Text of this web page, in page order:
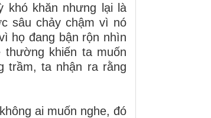
khó khăn nhưng lại là
sâu chảy chậm vì nó
họ đang bận rộn nhìn
khiến ta muốn
trầm, ta nhận ra rằng
ai muốn nghe, đó